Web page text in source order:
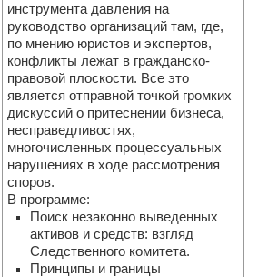
инструмента давления на
руководство организаций там, где,
по мнению юристов и экспертов,
конфликты лежат в гражданско-
правовой плоскости. Все это
является отправной точкой громких
дискуссий о притеснении бизнеса,
несправедливостях,
многочисленных процессуальных
нарушениях в ходе рассмотрения
споров.
В программе:
Поиск незаконно выведенных
активов и средств: взгляд
Следственного комитета.
Принципы и границы